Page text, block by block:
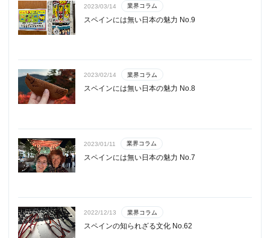
2023/03/14 業界コラム
スペインには無い日本の魅力 No.9
2023/02/14 業界コラム
スペインには無い日本の魅力 No.8
2023/01/11 業界コラム
スペインには無い日本の魅力 No.7
2022/12/13 業界コラム
スペインの知られざる文化 No.62